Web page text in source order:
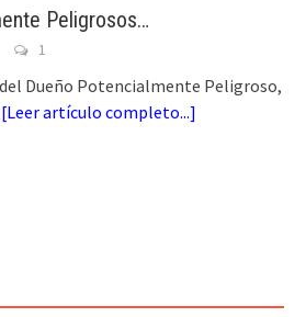
Peligrosos…
1
Dueño Potencialmente Peligroso,
[Leer artículo completo...]